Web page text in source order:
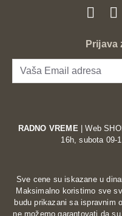
Prijava
RADNO VREME| Web
16h, subota 09-
Sve cene su iskazane u
Maksimalno koristimo sve
budu prikazani sa ispravnim
ne možemo garantovati da